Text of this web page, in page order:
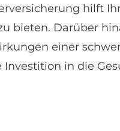
hilft
bieten. Darüber
einer
Investition in die